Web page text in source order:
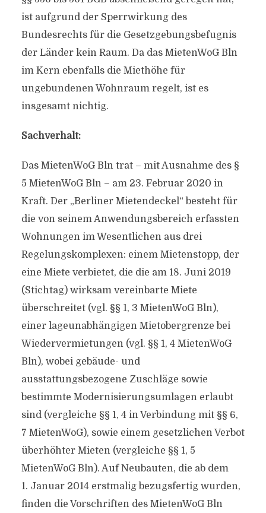
ist aufgrund der Sperrwirkung des
Bundesrechts für die Gesetzgebungsbefugnis
der Länder kein Raum. Da das MietenWoG Bln
im Kern ebenfalls die Miethöhe für
ungebundenen Wohnraum regelt, ist es
insgesamt nichtig.
Sachverhalt:
Das MietenWoG Bln trat – mit Ausnahme des §
5 MietenWoG Bln – am 23. Februar 2020 in
Kraft. Der „Berliner Mietendeckel“ besteht für
die von seinem Anwendungsbereich erfassten
Wohnungen im Wesentlichen aus drei
Regelungskomplexen: einem Mietenstopp, der
eine Miete verbietet, die die am 18. Juni 2019
(Stichtag) wirksam vereinbarte Miete
überschreitet (vgl. §§ 1, 3 MietenWoG Bln),
einer lageunabhängigen Mietobergrenze bei
Wiedervermietungen (vgl. §§ 1, 4 MietenWoG
Bln), wobei gebäude- und
ausstattungsbezogene Zuschläge sowie
bestimmte Modernisierungsumlagen erlaubt
sind (vergleiche §§ 1, 4 in Verbindung mit §§ 6,
7 MietenWoG), sowie einem gesetzlichen Verbot
überhöhter Mieten (vergleiche §§ 1, 5
MietenWoG Bln). Auf Neubauten, die ab dem
1. Januar 2014 erstmalig bezugsfertig wurden,
finden die Vorschriften des MietenWoG Bln